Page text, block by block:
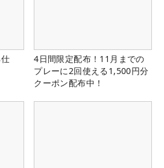
4日間限定配布！11月までの
プレーに2回使える1,500円分
クーポン配布中！